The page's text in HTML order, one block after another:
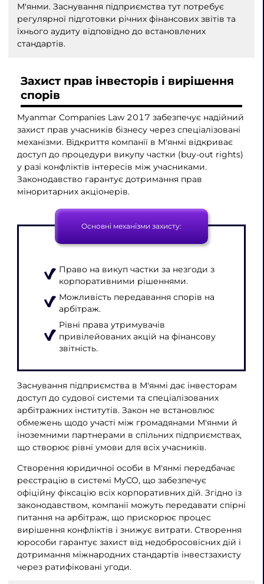
М'янми. Заснування підприємства тут потребує
регулярної підготовки річних фінансових звітів та
їхнього аудиту відповідно до встановлених
стандартів.
Захист прав інвесторів і вирішення
спорів
Myanmar Companies Law 2017 забезпечує надійний
захист прав учасників бізнесу через спеціалізовані
механізми. Відкриття компанії в М'янмі відкриває
доступ до процедури викупу частки (buy-out rights)
у разі конфліктів інтересів між учасниками.
Законодавство гарантує дотримання прав
міноритарних акціонерів.
Основні механізми захисту:
Право на викуп частки за незгоди з
корпоративними рішеннями.
Можливість передавання спорів на
арбітраж.
Рівні права утримувачів
привілейованих акцій на фінансову
звітність.
Заснування підприємства в М'янмі дає інвесторам
доступ до судової системи та спеціалізованих
арбітражних інститутів. Закон не встановлює
обмежень щодо участі між громадянами М'янми й
іноземними партнерами в спільних підприємствах,
що створює рівні умови для всіх учасників.
Створення юридичної особи в М'янмі передбачає
реєстрацію в системі MyCO, що забезпечує
офіційну фіксацію всіх корпоративних дій. Згідно із
законодавством, компанії можуть передавати спірні
питання на арбітраж, що прискорює процес
вирішення конфліктів і знижує витрати. Створення
юрособи гарантує захист від недобросовісних дій і
дотримання міжнародних стандартів інвестзахисту
через ратифіковані угоди.